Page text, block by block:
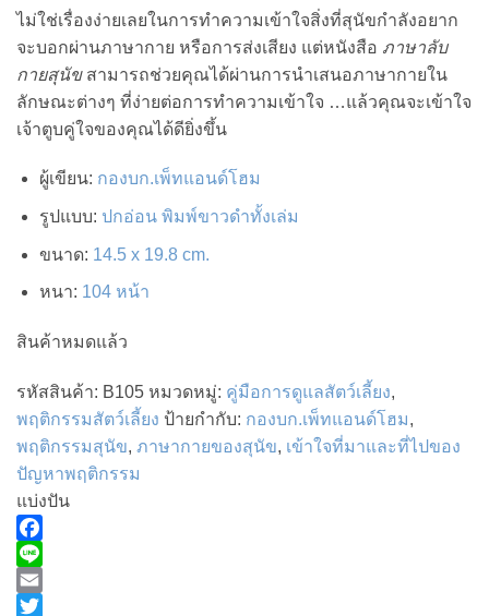
was:
150.00 ฿.
is:
127.50 ฿.
ไม่ใช่เรื่องง่ายเลยในการทำความเข้าใจสิ่งที่สุนัขกำลังอยาก
จะบอกผ่านภาษากาย หรือการส่งเสียง แต่หนังสือ ภาษาลับ
กายสุนัขสามารถช่วยคุณได้ผ่านการนำเสนอภาษากายใน
ลักษณะต่างๆ ที่ง่ายต่อการทำความเข้าใจ …แล้วคุณจะเข้าใจ
เจ้าตูบคู่ใจของคุณได้ดียิ่งขึ้น
ผู้เขียน: กองบก.เพ็ทแอนด์โฮม
รูปแบบ: ปกอ่อน พิมพ์ขาวดำทั้งเล่ม
ขนาด: 14.5 x 19.8 cm.
หนา: 104 หน้า
สินค้าหมดแล้ว
รหัสสินค้า: B105 หมวดหมู่: คู่มือการดูแลสัตว์เลี้ยง,
พฤติกรรมสัตว์เลี้ยง ป้ายกำกับ: กองบก.เพ็ทแอนด์โฮม,
พฤติกรรมสุนัข, ภาษากายของสุนัข, เข้าใจที่มาและที่ไปของ
ปัญหาพฤติกรรม
แบ่งปัน
Facebook
Line
Email